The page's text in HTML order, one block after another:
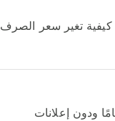
تغير سعر الصرف
ودون إعلانات